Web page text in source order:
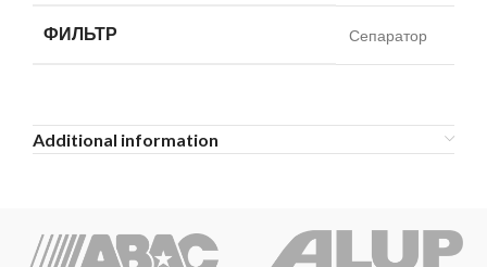
ФИЛЬТР Сепаратор
Additional information